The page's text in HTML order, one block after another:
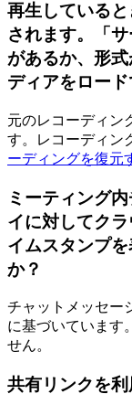
再生している
されます。「
があるか、形
ディアをロード
元のレコーディン
す。レコーディン
ーディングを復元
ミーティング
イに対してク
イムスタンプ
か？
チャットメッセー
に基づいています
せん。
共有リンクを